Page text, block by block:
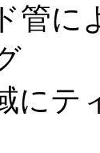
管に
にテ